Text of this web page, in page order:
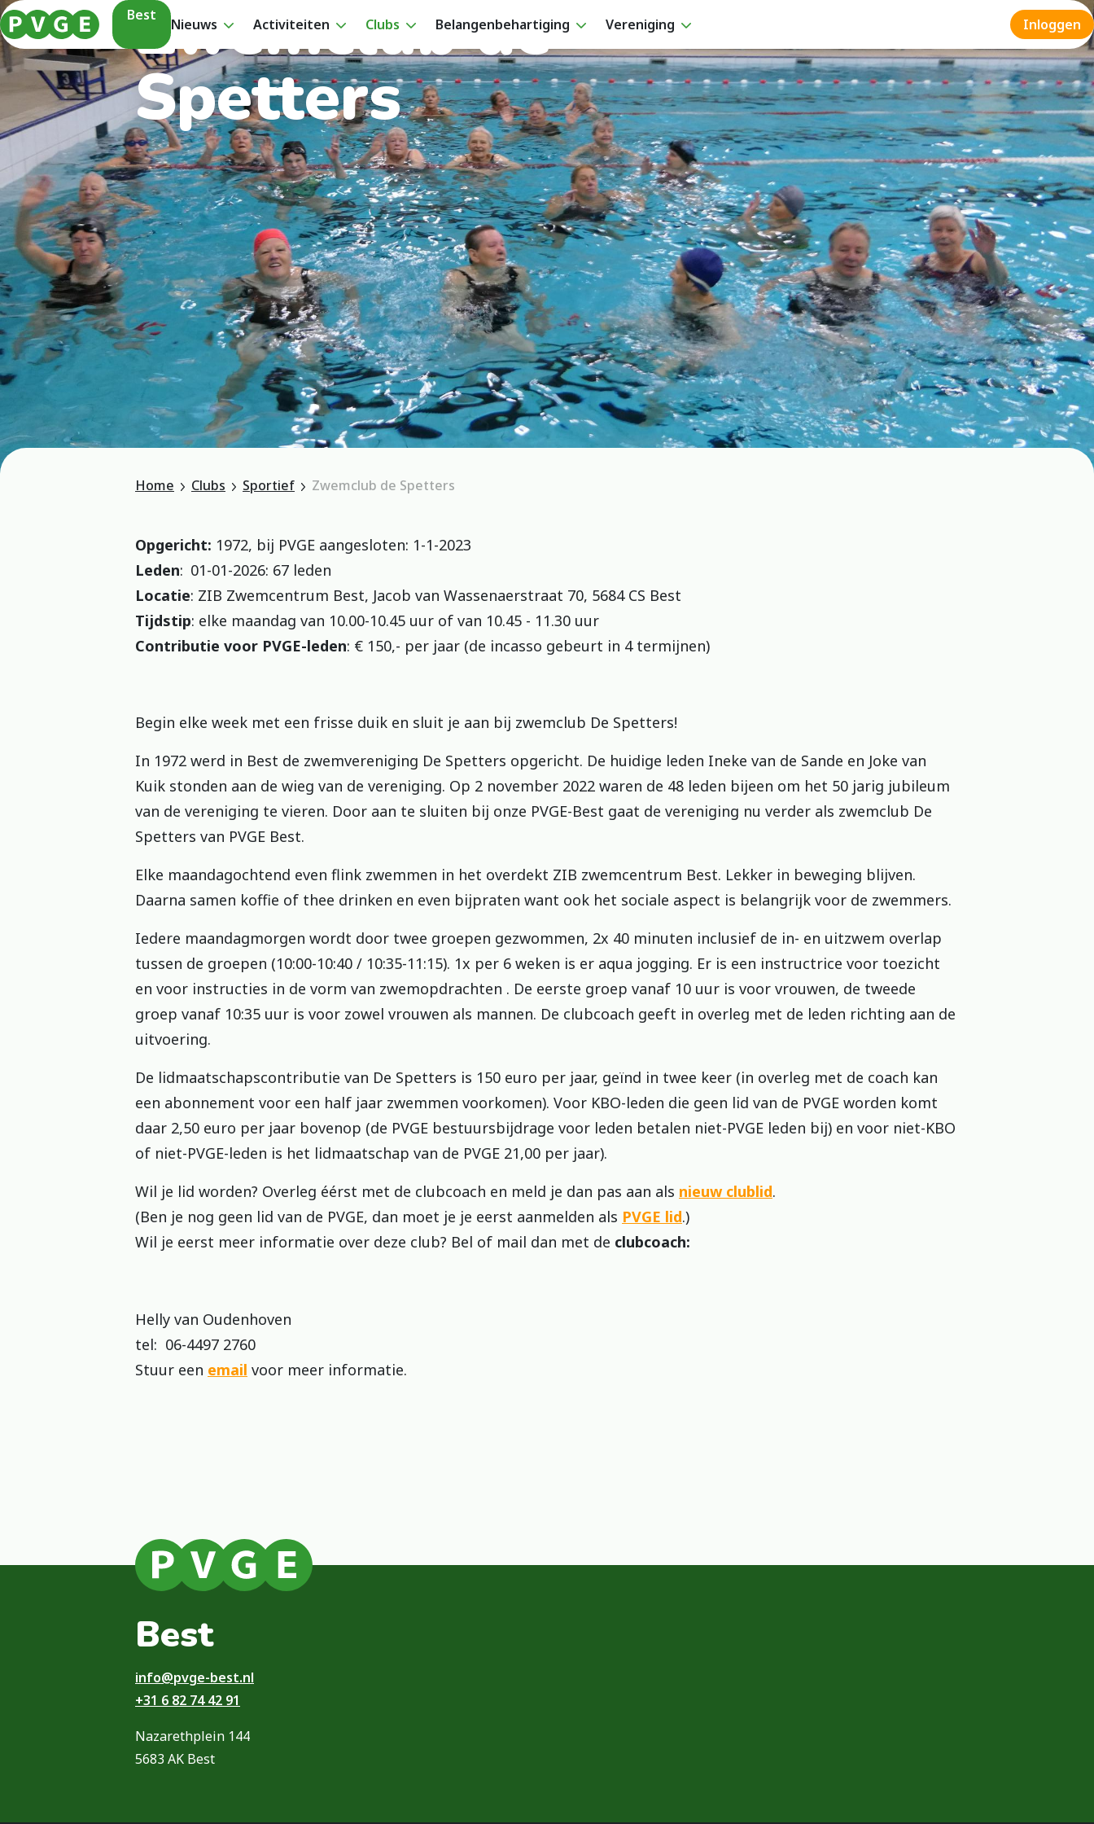
Best
Nieuws Activiteiten Clubs Belangenbehartiging Vereniging Inloggen
Zwemclub de
Spetters
Home Clubs Sportief Zwemclub de Spetters
Opgericht: 1972, bij PVGE aangesloten: 1-1-2023
Leden: 01-01-2026: 67 leden
Locatie: ZIB Zwemcentrum Best, Jacob van Wassenaerstraat 70, 5684 CS Best
Tijdstip: elke maandag van 10.00-10.45 uur of van 10.45 - 11.30 uur
Contributie voor PVGE-leden: € 150,- per jaar (de incasso gebeurt in 4 termijnen)
Begin elke week met een frisse duik en sluit je aan bij zwemclub De Spetters!
In 1972 werd in Best de zwemvereniging De Spetters opgericht. De huidige leden Ineke van de Sande en Joke van
Kuik stonden aan de wieg van de vereniging. Op 2 november 2022 waren de 48 leden bijeen om het 50 jarig jubileum
van de vereniging te vieren. Door aan te sluiten bij onze PVGE-Best gaat de vereniging nu verder als zwemclub De
Spetters van PVGE Best.
Elke maandagochtend even flink zwemmen in het overdekt ZIB zwemcentrum Best. Lekker in beweging blijven.
Daarna samen koffie of thee drinken en even bijpraten want ook het sociale aspect is belangrijk voor de zwemmers.
Iedere maandagmorgen wordt door twee groepen gezwommen, 2x 40 minuten inclusief de in- en uitzwem overlap
tussen de groepen (10:00-10:40 / 10:35-11:15). 1x per 6 weken is er aqua jogging. Er is een instructrice voor toezicht
en voor instructies in de vorm van zwemopdrachten . De eerste groep vanaf 10 uur is voor vrouwen, de tweede
groep vanaf 10:35 uur is voor zowel vrouwen als mannen. De clubcoach geeft in overleg met de leden richting aan de
uitvoering.
De lidmaatschapscontributie van De Spetters is 150 euro per jaar, geïnd in twee keer (in overleg met de coach kan
een abonnement voor een half jaar zwemmen voorkomen). Voor KBO-leden die geen lid van de PVGE worden komt
daar 2,50 euro per jaar bovenop (de PVGE bestuursbijdrage voor leden betalen niet-PVGE leden bij) en voor niet-KBO
of niet-PVGE-leden is het lidmaatschap van de PVGE 21,00 per jaar).
Wil je lid worden? Overleg éérst met de clubcoach en meld je dan pas aan als nieuw clublid.
(Ben je nog geen lid van de PVGE, dan moet je je eerst aanmelden als PVGE lid.)
Wil je eerst meer informatie over deze club? Bel of mail dan met de clubcoach:
Helly van Oudenhoven
tel: 06-4497 2760
​​​​​​​Stuur een email voor meer informatie.
Best
info@pvge-best.nl
+31 6 82 74 42 91
Nazarethplein 144
5683 AK Best